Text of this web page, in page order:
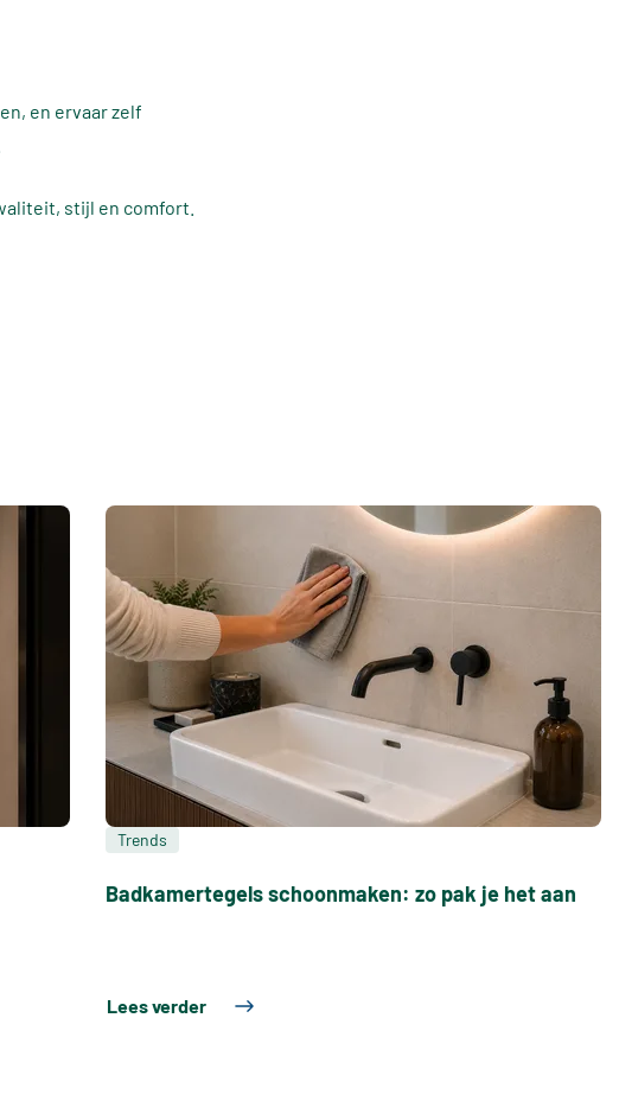
en ervaar zelf
stijl en comfort.
Trends
Badkamertegels schoonmaken: zo pak je het aan
Lees verder